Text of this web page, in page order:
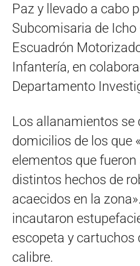
Paz y llevado a cabo
Subcomisaria de Icho
Escuadrón
Infantería, en
Departamento
Los allanamientos se
domicilios de los que
elementos que
distintos hechos de
acaecidos en la
incautaron
escopeta y cartuchos
calibre.